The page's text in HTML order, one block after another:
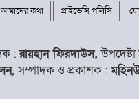
রকেটের আঘাতে নতুন
আমাদের কথা প্রাইভেসি পলিসি
:রায়হান ফিরদাউস,
সম্পাদক ও প্রকাশক :